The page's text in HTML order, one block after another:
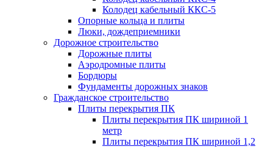
Колодец кабельный ККС-5
Опорные кольца и плиты
Люки, дождеприемники
Дорожное строительство
Дорожные плиты
Аэродромные плиты
Бордюры
Фундаменты дорожных знаков
Гражданское строительство
Плиты перекрытия ПК
Плиты перекрытия ПК шириной 1
метр
Плиты перекрытия ПК шириной 1,2